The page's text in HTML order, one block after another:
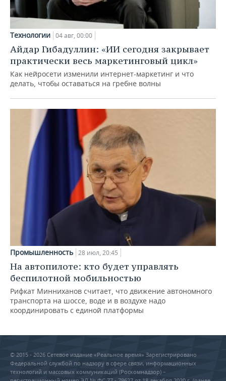
Технологии 04 авг, 00:00
Айдар Гибадуллин: «ИИ сегодня закрывает
практически весь маркетинговый цикл»
Как нейросети изменили интернет-маркетинг и что
делать, чтобы оставаться на гребне волны
Промышленность 28 июл, 20:45
На автопилоте: кто будет управлять
беспилотной мобильностью
Рифкат Минниханов считает, что движение автономного
транспорта на шоссе, воде и в воздухе надо
координировать с единой платформы
© 2015 - 2026 Сетевое издание «Реальное время» Зарегистрировано
Федеральной службой по надзору в сфере связи, информационных
технологий и массовых коммуникаций (Роскомнадзор) –